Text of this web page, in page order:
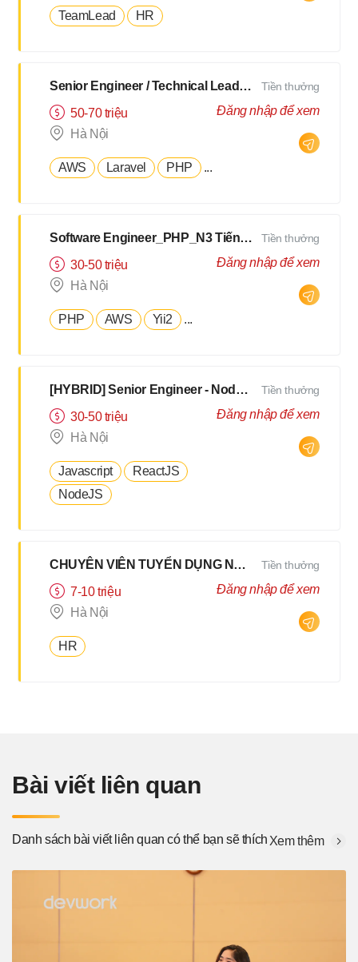
TeamLead HR
Senior Engineer / Technical Leader - N2 Tiếng Nhật - Lương upto $3000
50-70 triệu
Hà Nội
AWS Laravel PHP ...
Tiền thưởng
Đăng nhập để xem
Software Engineer_PHP_N3 Tiếng Nhật [Salary up to $2500]
30-50 triệu
Hà Nội
PHP AWS Yii2 ...
Tiền thưởng
Đăng nhập để xem
[HYBRID] Senior Engineer - NodeJS, TypeScript - N3 Tiếng Nhật [ Hà Nội/Đà Nẵng]
30-50 triệu
Hà Nội
Javascript
ReactJS
NodeJS
Tiền thưởng
Đăng nhập để xem
CHUYÊN VIÊN TUYỂN DỤNG NỘI BỘ HYBRID 2Buổi/Tuần
7-10 triệu
Hà Nội
HR
Tiền thưởng
Đăng nhập để xem
Bài viết liên quan
Danh sách bài viết liên quan có thể bạn sẽ thích Xem thêm